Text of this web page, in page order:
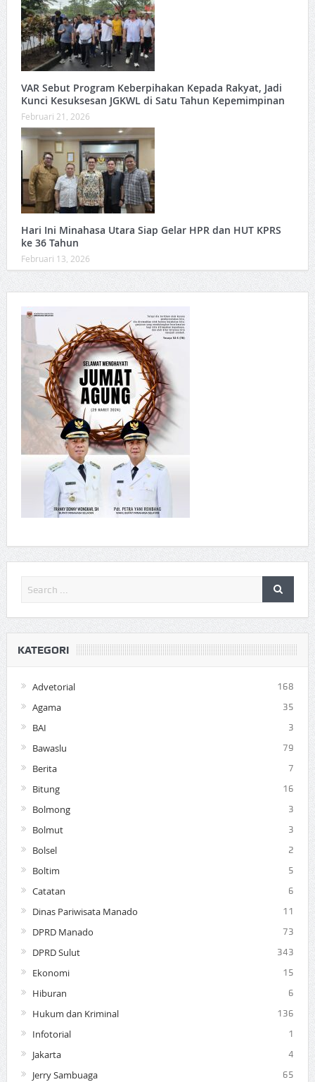
VAR Sebut Program Keberpihakan Kepada Rakyat, Jadi
Kunci Kesuksesan JGKWL di Satu Tahun Kepemimpinan
Februari 21, 2026
Hari Ini Minahasa Utara Siap Gelar HPR dan HUT KPRS
ke 36 Tahun ‎
Februari 13, 2026
KATEGORI
Advetorial 168
Agama 35
BAI 3
Bawaslu 79
Berita 7
Bitung 16
Bolmong 3
Bolmut 3
Bolsel 2
Boltim 5
Catatan 6
Dinas Pariwisata Manado 11
DPRD Manado 73
DPRD Sulut 343
Ekonomi 15
Hiburan 6
Hukum dan Kriminal 136
Infotorial 1
Jakarta 4
Jerry Sambuaga 65